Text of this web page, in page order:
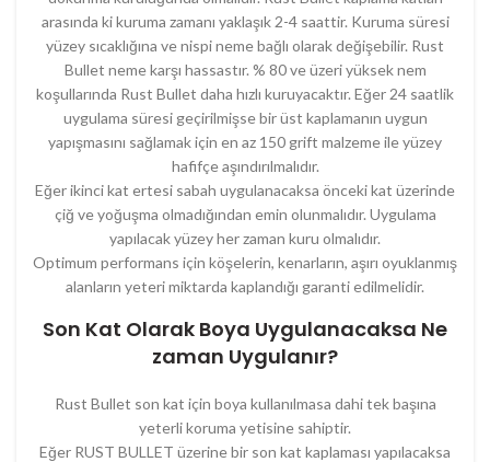
arasında ki kuruma zamanı yaklaşık 2-4 saattir. Kuruma süresi
yüzey sıcaklığına ve nispi neme bağlı olarak değişebilir. Rust
Bullet neme karşı hassastır. % 80 ve üzeri yüksek nem
koşullarında Rust Bullet daha hızlı kuruyacaktır. Eğer 24 saatlik
uygulama süresi geçirilmişse bir üst kaplamanın uygun
yapışmasını sağlamak için en az 150 grift malzeme ile yüzey
hafifçe aşındırılmalıdır.
Eğer ikinci kat ertesi sabah uygulanacaksa önceki kat üzerinde
çiğ ve yoğuşma olmadığından emin olunmalıdır. Uygulama
yapılacak yüzey her zaman kuru olmalıdır.
Optimum performans için köşelerin, kenarların, aşırı oyuklanmış
alanların yeteri miktarda kaplandığı garanti edilmelidir.
Son Kat Olarak Boya Uygulanacaksa Ne
zaman Uygulanır?
Rust Bullet son kat için boya kullanılmasa dahi tek başına
yeterli koruma yetisine sahiptir.
Eğer RUST BULLET üzerine bir son kat kaplaması yapılacaksa